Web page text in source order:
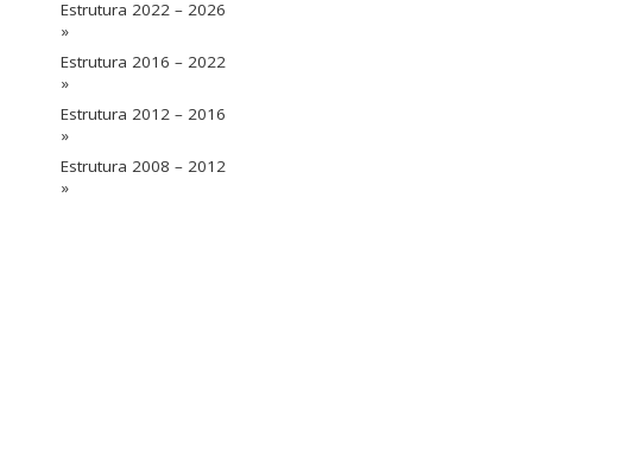
Estrutura 2022 – 2026
»
Estrutura 2016 – 2022
»
Estrutura 2012 – 2016
»
Estrutura 2008 – 2012
»